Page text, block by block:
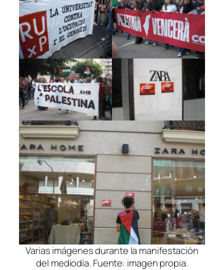
Varias imágenes durante la manifestación
del mediodía. Fuente: imagen propia.